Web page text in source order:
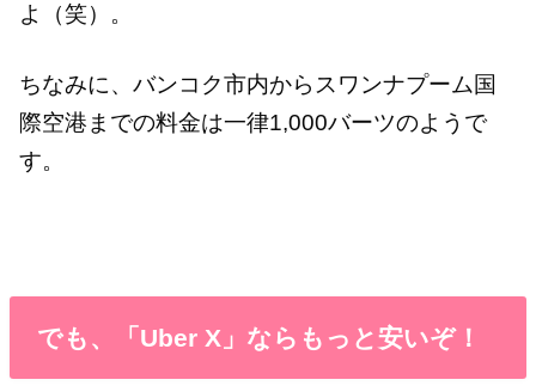
よ（笑）。
ちなみに、バンコク市内からスワンナプーム国
際空港までの料金は一律1,000バーツのようで
す。
でも、「Uber X」ならもっと安いぞ！